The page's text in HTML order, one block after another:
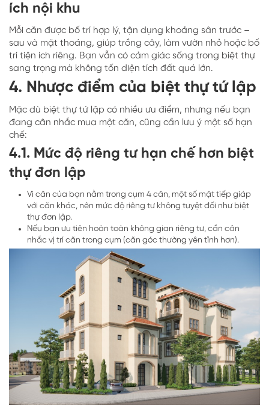
ích nội khu
Mỗi căn được bố trí hợp lý, tận dụng khoảng sân trước –
sau và mặt thoáng, giúp trồng cây, làm vườn nhỏ hoặc bố
trí tiện ích riêng. Bạn vẫn có cảm giác sống trong biệt thự
sang trọng mà không tốn diện tích đất quá lớn.
4. Nhược điểm của biệt thự tứ lập
Mặc dù biệt thự tứ lập có nhiều ưu điểm, nhưng nếu bạn
đang cân nhắc mua một căn, cũng cần lưu ý một số hạn
chế:
4.1. Mức độ riêng tư hạn chế hơn biệt
thự đơn lập
Vì căn của bạn nằm trong cụm 4 căn, một số mặt tiếp giáp
với căn khác, nên mức độ riêng tư không tuyệt đối như biệt
thự đơn lập.
Nếu bạn ưu tiên hoàn toàn không gian riêng tư, cần cân
nhắc vị trí căn trong cụm (căn góc thường yên tĩnh hơn).